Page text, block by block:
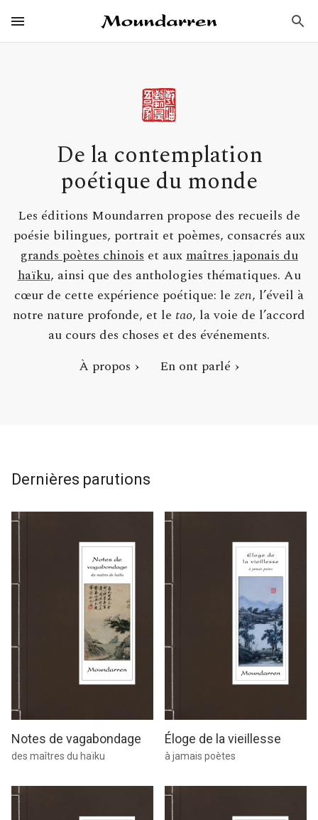
au
contenu
Principal
Éditions Moundarren
Ouvrir /
De la contemplation
poétique du monde
Les éditions Moundarren propose des recueils de
poésie bilingues, portrait et poèmes, consacrés aux
grands poètes chinois et auxmaîtres japonais du
haïku, ainsi que des anthologies thématiques. Au
cœur de cette expérience poétique: le zen, l’éveil à
notre nature profonde, et le tao, la voie de l’accord
au cours des choses et des événements.
À propos
En ont parlé
Dernières parutions
Notes de vagabondage
des maîtres du haïku
Éloge de la vieillesse
à jamais poètes